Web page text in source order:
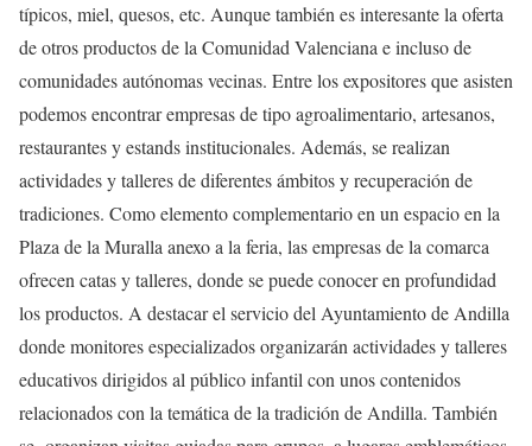
típicos, miel, quesos, etc. Aunque también es interesante la oferta
de otros productos de la Comunidad Valenciana e incluso de
comunidades autónomas vecinas. Entre los expositores que asisten
podemos encontrar empresas de tipo agroalimentario, artesanos,
restaurantes y estands institucionales. Además, se realizan
actividades y talleres de diferentes ámbitos y recuperación de
tradiciones. Como elemento complementario en un espacio en la
Plaza de la Muralla anexo a la feria, las empresas de la comarca
ofrecen catas y talleres, donde se puede conocer en profundidad
los productos. A destacar el servicio del Ayuntamiento de Andilla
donde monitores especializados organizarán actividades y talleres
educativos dirigidos al público infantil con unos contenidos
relacionados con la temática de la tradición de Andilla. También